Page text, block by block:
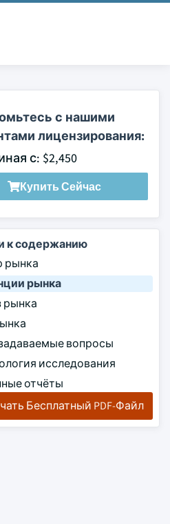
с нашими
лицензирования:
с: $2,450
Купить Сейчас
к содержанию
рынка
рынка
рынка
вопросы
исследования
отчёты
Бесплатный PDF-Файл